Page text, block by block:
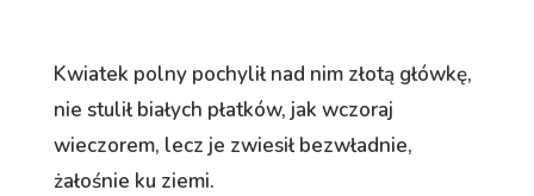
Kwiatek polny pochylił nad nim złotą główkę,
nie stulił białych płatków, jak wczoraj
wieczorem, lecz je zwiesił bezwładnie,
żałośnie ku ziemi.